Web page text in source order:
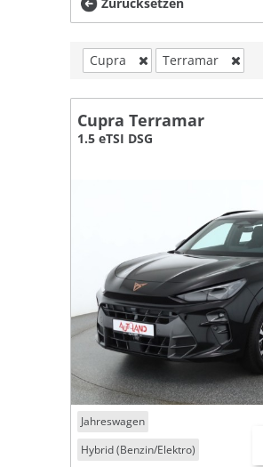
Cupra Terramar
Cupra Terramar
1.5 eTSI DSG
Jahreswagen
Hybrid (Benzin/Elektro)